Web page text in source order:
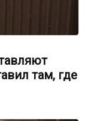
там, где